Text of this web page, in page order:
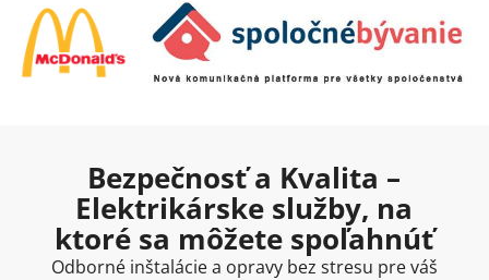
Bezpečnosť a Kvalita –
Elektrikárske služby, na
ktoré sa môžete spoľahnúť
Odborné inštalácie a opravy bez stresu pre váš